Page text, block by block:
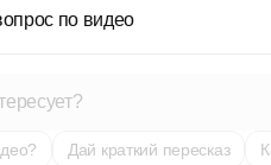
по видео
Дай краткий пересказ